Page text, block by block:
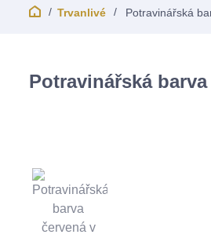
Trvanlivé Potravinářská
Potravinářská